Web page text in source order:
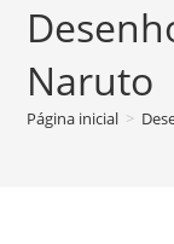
Naruto
Página inicial >